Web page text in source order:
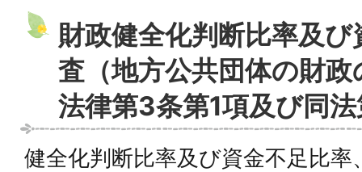
財政健全化判断比率及
査（地方公共団体の財
法律第3条第1項及び同
健全化判断比率及び資金不足比